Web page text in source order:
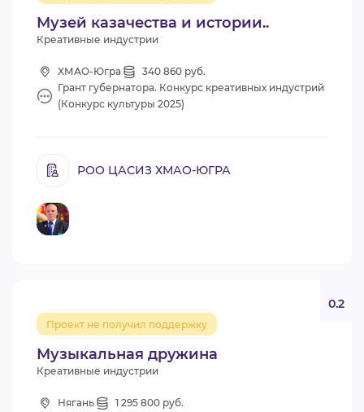
Музей казачества и истории..
Креативные индустрии
ХМАО-Югра
340 860 руб.
Грант губернатора. Конкурс креативных индустрий
(Конкурс культуры 2025)
РОО ЦАСИЗ ХМАО-ЮГРА
Музыкальная дружина
Проект не получил поддержку
0.2
Креативные индустрии
Нягань 1 295 800 руб.